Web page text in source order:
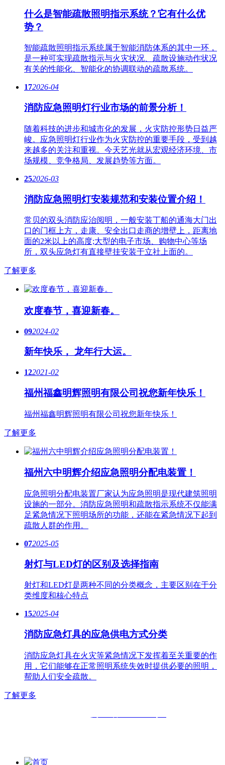
什么是智能疏散​照明指示系统？它有什么优
势？
智能疏散​照明指示系统属于智能消防体系的其中一环，
是一种可实现疏散指示与火灾状况、疏散设施动作状况
有关的性能化、智能化的协调联动的疏散系统。
172026-04
消防应急照明灯行业市场的前景分析！
随着科技的进步和城市化的发展，火灾防控形势日益严
峻。应急​照明灯行业作为火灾防控的重要手段，受到越
来越多的关注和重视。今天艺光就从宏观经济环境、市
场规模、竞争格局、发展趋势等方面。
252026-03
消防应急照明灯安装规范和安装位置介绍！
常贝的双头消防应治阅明，一般安装丁船的通海大门出
口的门框上方，走康、安全出口走商的增壁上，距离地
面的2米以上的高度;大型的电子市场、购物中心等场
所，双头应急灯有直接壁挂安装于立社上面的。
了解更多
欢度春节，喜迎新春。
092024-02
新年快乐， 龙年行大运。
122021-02
福州福鑫明辉照明有限公司祝您新年快乐！
福州福鑫明辉照明有限公司祝您新年快乐！
了解更多
福州六中明辉介绍应急照明分配电装置！
应急照明分配电装置厂家认为应急照明是现代建筑照明
设施的一部分。消防应急照明和疏散指示系统不仅能满
足紧急情况下照明场所的功能，还能在紧急情况下起到
疏散人群的作用。
072025-05
射灯与LED灯的区别及选择指南
射灯和LED灯是两种不同的分类概念，主要区别在于分
类维度和核心特点
152025-04
消防应急灯具的应急供电方式分类
消防应急灯具在火灾等紧急情况下发挥着至关重要的作
用，它们能够在正常照明系统失效时提供必要的照明，
帮助人们安全疏散。
了解更多
首页